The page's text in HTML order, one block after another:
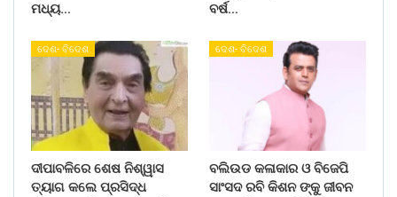
ମଧ୍ୟ…
ବର୍ଷ…
ଦେଶ- ବିଦେଶ
ଦୀପାବଳିରେ ଶେଷ ନିଶ୍ୱାସ
ତ୍ୟାଗ କଲେ ପ୍ରସିଦ୍ଧ
ଦେଶ- ବିଦେଶ
ବଲିଉଡ କଳାକାର ଓ ବିଜେପି
ସାଂସଦ ରବି କିଶନ ଙ୍କୁ ଜୀବନ